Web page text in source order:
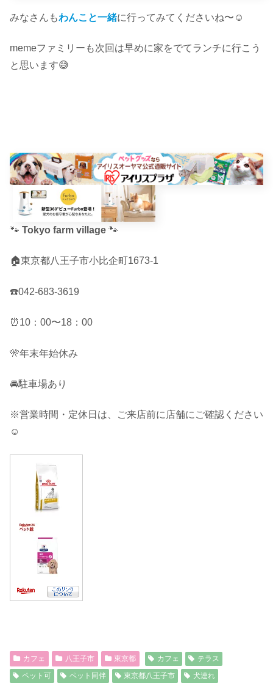
みなさんもわんこと一緒に行ってみてくださいね〜☺︎
memeファミリーも次回は早めに家をでてランチに行こう
と思います😅
🐾 Tokyo farm village 🐾
🏠東京都八王子市小比企町1673-1
☎️042-683-3619
⏰10：00〜18：00
🎌年末年始休み
🚘駐車場あり
※営業時間・定休日は、ご来店前に店舗にご確認ください
☺︎
カフェ 八王子市 東京都 カフェ
テラス
ペット可
ペット同伴 東京都八王子市
犬連れ